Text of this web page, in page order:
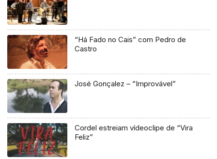
“Há Fado no Cais” com Pedro de
Castro
José Gonçalez – “Improvável”
Cordel estreiam vídeoclipe de “Vira
Feliz”